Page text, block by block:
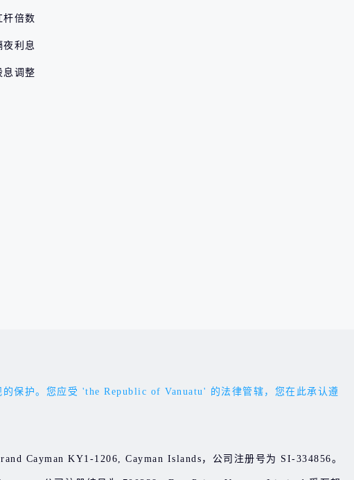
杆倍数
夜利息
息调整
保护。您应受 'the Republic of Vanuatu' 的法律管辖，您在此承认遵
Cayman KY1-1206, Cayman Islands，公司注册号为 SI-334856。